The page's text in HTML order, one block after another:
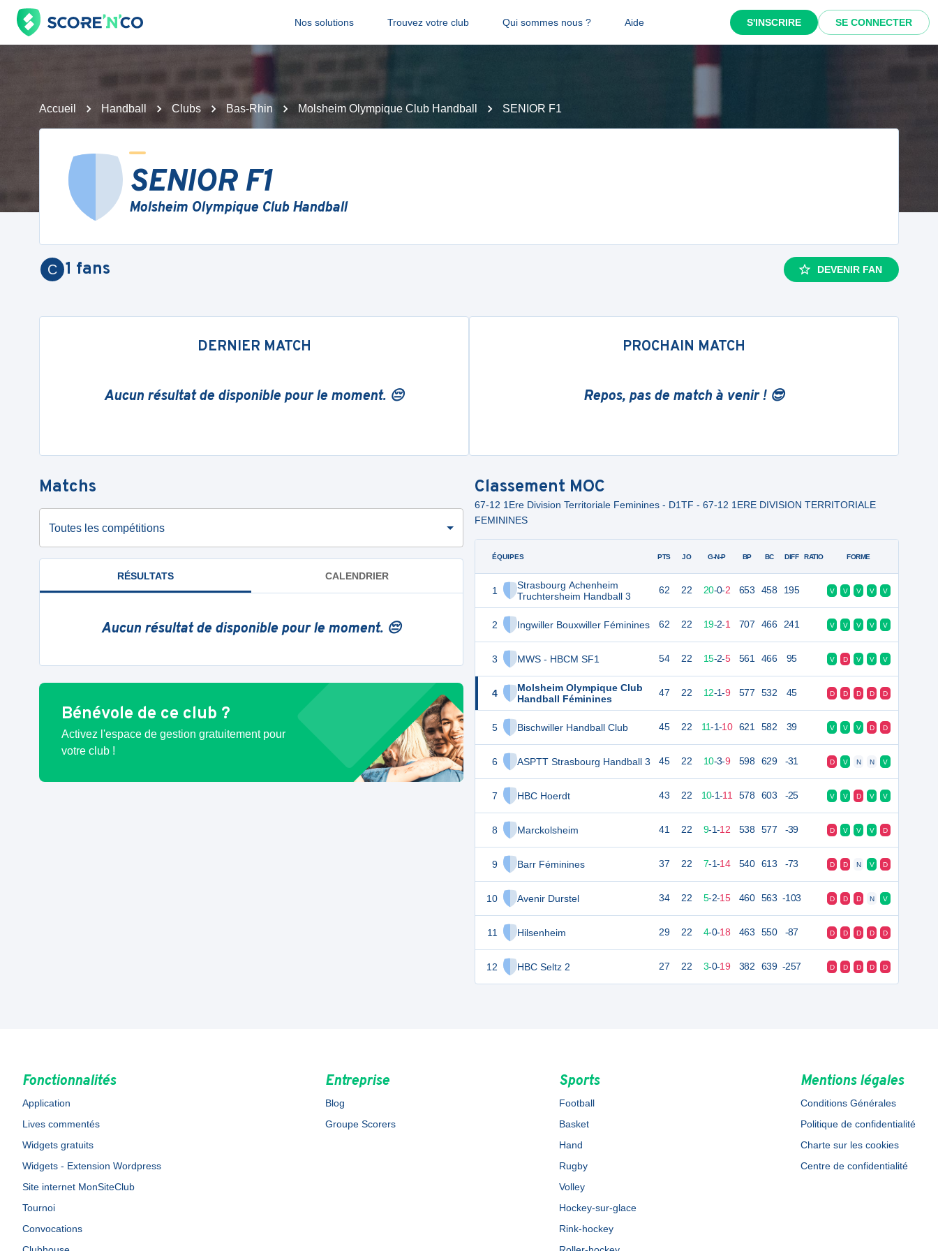
Nos solutions Trouvez votre club Qui sommes nous ? Aide S'INSCRIRE SE CONNECTER
Accueil Handball Clubs Bas-Rhin Molsheim Olympique Club Handball SENIOR F1
SENIOR F1
Molsheim Olympique Club Handball
C 1 fans DEVENIR FAN
DERNIER MATCH
Aucun résultat de disponible pour le moment. 😔
PROCHAIN MATCH
Repos, pas de match à venir ! 😎
Matchs
Toutes les compétitions
RÉSULTATS CALENDRIER
Aucun résultat de disponible pour le moment. 😔
Bénévole de ce club ?
Activez l'espace de gestion gratuitement pour
votre club !
Classement MOC
67-12 1Ere Division Territoriale Feminines - D1TF - 67-12 1ERE DIVISION TERRITORIALE
FEMININES
ÉQUIPES
1
Strasbourg Achenheim
Truchtersheim Handball 3
2 Ingwiller Bouxwiller Féminines
3 MWS - HBCM SF1
4
Molsheim Olympique Club
Handball Féminines
5 Bischwiller Handball Club
6 ASPTT Strasbourg Handball 3
7 HBC Hoerdt
8 Marckolsheim
9 Barr Féminines
10 Avenir Durstel
11 Hilsenheim
12 HBC Seltz 2
PTS JO G-N-P BP BC DIFF RATIO FORME
62 22 20-0-2 653 458 195 V V V V V
62 22 19-2-1 707 466 241 V V V V V
54 22 15-2-5 561 466 95 V D V V V
47 22 12-1-9 577 532 45 D D D D D
45 22 11-1-10 621 582 39 V V V D D
45 22 10-3-9 598 629 -31 D V N N V
43 22 10-1-11 578 603 -25 V V D V V
41 22 9-1-12 538 577 -39 D V V V D
37 22 7-1-14 540 613 -73 D D N V D
34 22 5-2-15 460 563 -103 D D D N V
29 22 4-0-18 463 550 -87 D D D D D
27 22 3-0-19 382 639 -257 D D D D D
Fonctionnalités
Application
Lives commentés
Widgets gratuits
Widgets - Extension Wordpress
Site internet MonSiteClub
Tournoi
Convocations
Entreprise
Blog
Groupe Scorers
Sports
Football
Basket
Hand
Rugby
Volley
Hockey-sur-glace
Rink-hockey
Mentions légales
Conditions Générales
Politique de confidentialité
Charte sur les cookies
Centre de confidentialité